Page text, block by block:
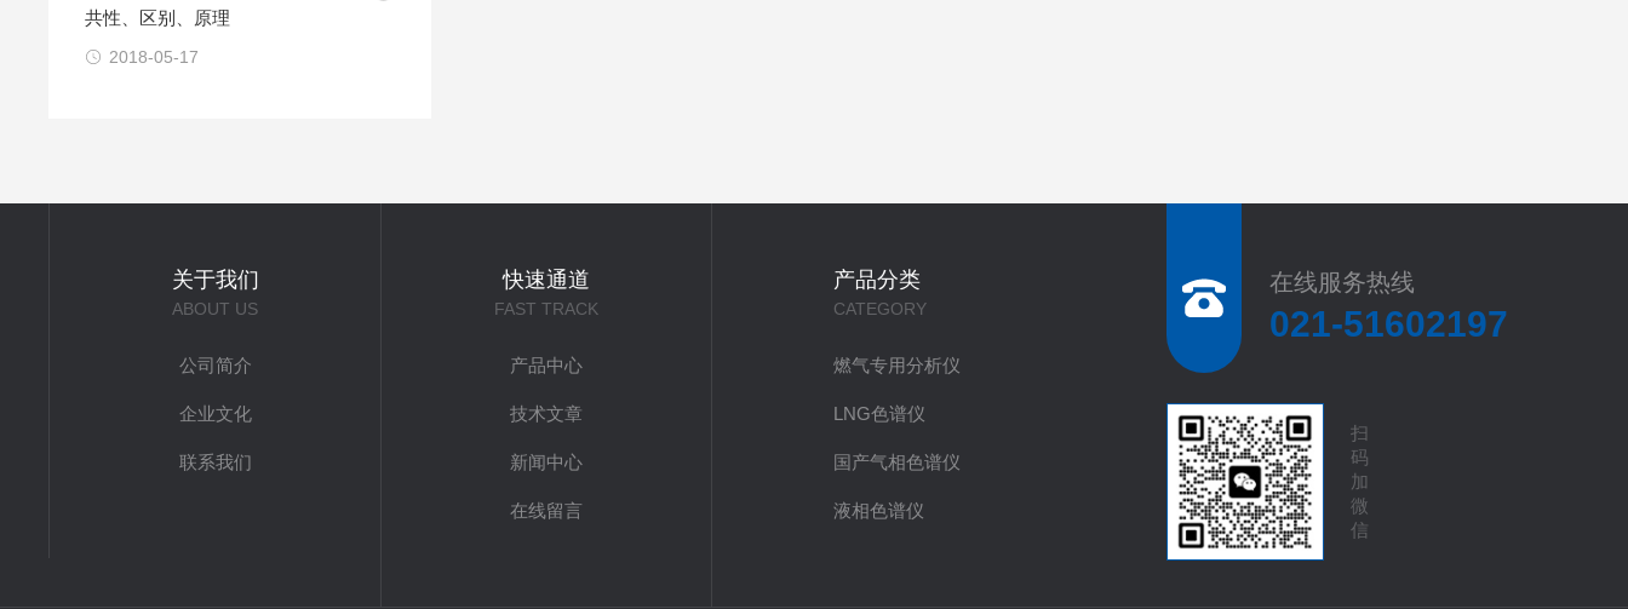
共性、区别、原理
2018-05-17
关于我们
ABOUT US
公司简介
企业文化
联系我们
快速通道
FAST TRACK
产品中心
技术文章
新闻中心
在线留言
产品分类
CATEGORY
燃气专用分析仪
LNG色谱仪
国产气相色谱仪
液相色谱仪
在线服务热线
021-51602197
扫
码
加
微
信